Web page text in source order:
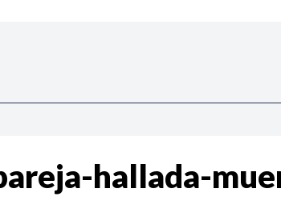
hallada-